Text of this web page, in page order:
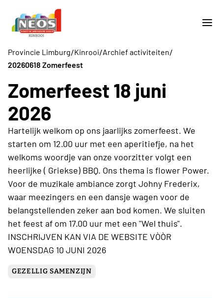
Provincie Limburg/Kinrooi/Archief activiteiten/
20260618 Zomerfeest
Zomerfeest 18 juni
2026
Hartelijk welkom op ons jaarlijks zomerfeest. We
starten om 12.00 uur met een aperitiefje, na het
welkoms woordje van onze voorzitter volgt een
heerlijke ( Griekse) BBQ. Ons thema is flower Power.
Voor de muzikale ambiance zorgt Johny Frederix,
waar meezingers en een dansje wagen voor de
belangstellenden zeker aan bod komen. We sluiten
het feest af om 17.00 uur met een "Wel thuis".
INSCHRIJVEN KAN VIA DE WEBSITE VÒÒR
WOENSDAG 10 JUNI 2026
GEZELLIG SAMENZIJN